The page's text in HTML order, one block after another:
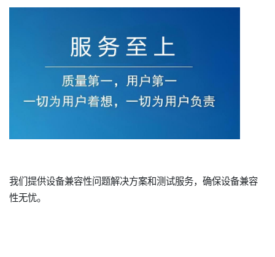
我们提供设备兼容性问题解决方案和测试服务，确保设备兼容
性无忧。